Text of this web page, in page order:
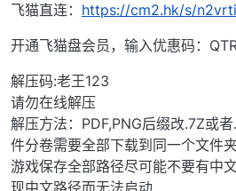
飞猫直连： https://cm2.hk/s/n2vrti
开通飞猫盘会员，输入优惠码：
解压码:老王123
请勿在线解压
解压方法：PDF,PNG后缀改.7Z或
件分卷需要全部下载到同一个文件
游戏保存全部路径尽可能不要有中